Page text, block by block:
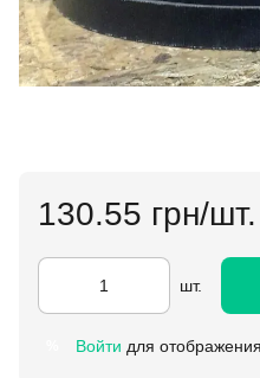
130.55 грн/шт.
шт.
Войти для